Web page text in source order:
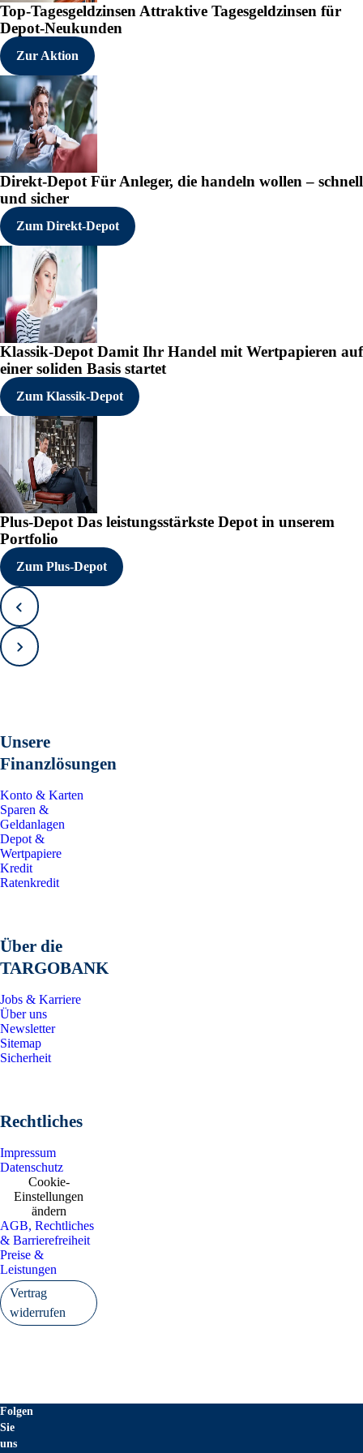
Top-Tagesgeldzinsen Attraktive Tagesgeldzinsen für
Depot-Neukunden
Zur Aktion
Direkt-Depot Für Anleger, die handeln wollen – schnell
und sicher
Zum Direkt-Depot
Klassik-Depot Damit Ihr Handel mit Wertpapieren auf
einer soliden Basis startet
Zum Klassik-Depot
Plus-Depot Das leistungsstärkste Depot in unserem
Portfolio
Zum Plus-Depot
Zurück
Vorwärts
Unsere
Finanzlösungen
Konto & Karten
Sparen &
Geldanlagen
Depot &
Wertpapiere
Kredit
Ratenkredit
Über die
TARGOBANK
Jobs & Karriere
Über uns
Newsletter
Sitemap
Sicherheit
Rechtliches
Impressum
Datenschutz
Cookie-
Einstellungen
ändern
AGB, Rechtliches
& Barrierefreiheit
Preise &
Leistungen
Vertrag
widerrufen
Folgen
Sie
uns